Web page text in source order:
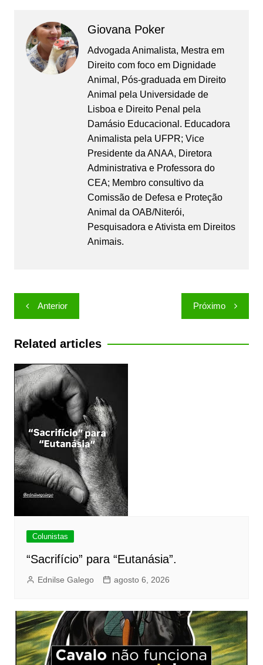
Giovana Poker
Advogada Animalista, Mestra em
Direito com foco em Dignidade
Animal, Pós-graduada em Direito
Animal pela Universidade de
Lisboa e Direito Penal pela
Damásio Educacional. Educadora
Animalista pela UFPR; Vice
Presidente da ANAA, Diretora
Administrativa e Professora do
CEA; Membro consultivo da
Comissão de Defesa e Proteção
Animal da OAB/Niterói,
Pesquisadora e Ativista em Direitos
Animais.
Navegação
de
Post
Anterior Próximo
Related articles
Colunistas
“Sacrifício” para “Eutanásia”.
Ednilse Galego agosto 6, 2026